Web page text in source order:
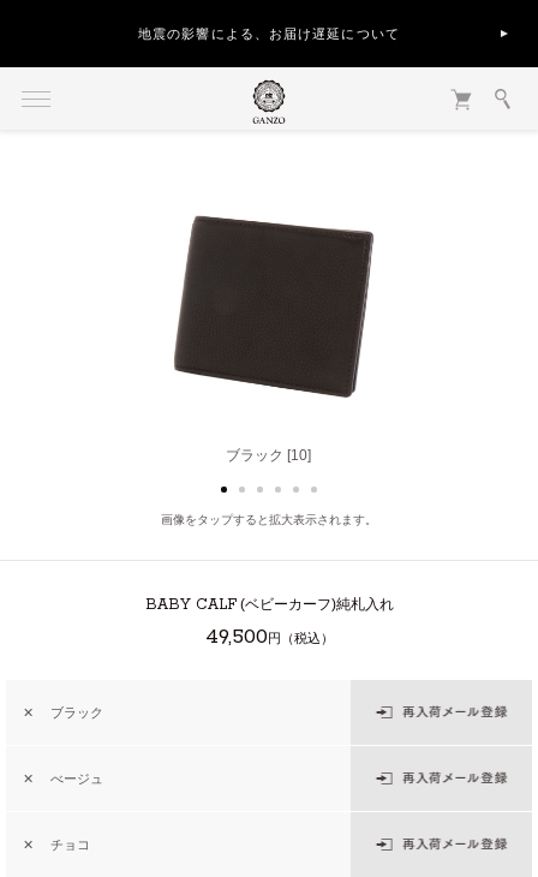
地震の影響による、お届け遅延について
ブラック [10]
ベージュ [40]
画像をタップすると拡大表示されます。
BABY CALF(ベビーカーフ)純札入れ
49,500円（税込）
✕ ブラック
✕ べージュ
✕ チョコ